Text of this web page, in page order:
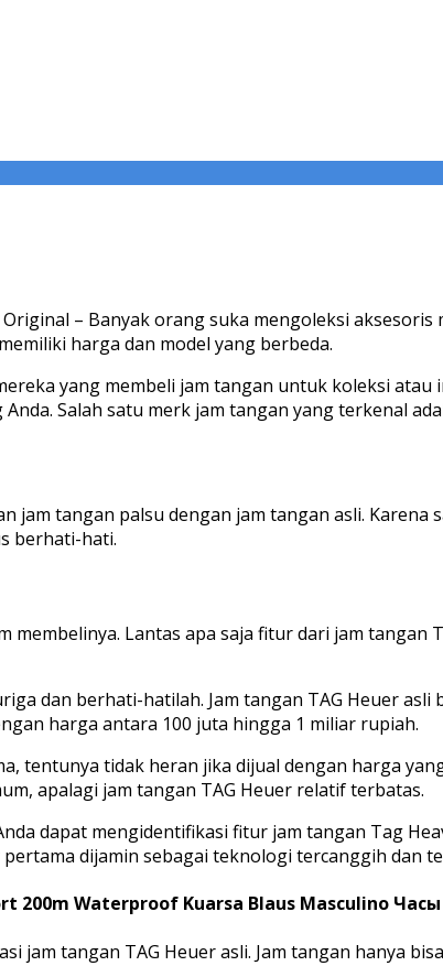
– Banyak orang suka mengoleksi
harga dan model yang berbeda.
yang membeli jam tangan untuk koleksi atau
Salah satu merk jam tangan yang terkenal
jam tangan palsu dengan jam tangan asli.
berhati-hati.
Lantas apa saja fitur dari jam tangan
dan berhati-hatilah. Jam tangan TAG Heuer
harga antara 100 juta hingga 1 miliar rupiah.
tentunya tidak heran jika dijual dengan harga
apalagi jam tangan TAG Heuer relatif terbatas.
dapat mengidentifikasi fitur jam tangan Tag
dijamin sebagai teknologi tercanggih dan
200m Waterproof Kuarsa Blaus Masculino
tangan TAG Heuer asli. Jam tangan hanya